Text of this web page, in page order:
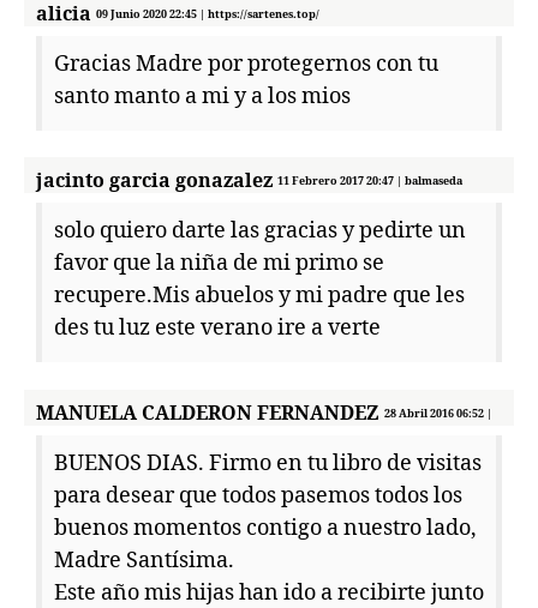
alicia 09 Junio 2020 22:45 | https://sartenes.top/
Gracias Madre por protegernos con tu
santo manto a mi y a los mios
jacinto garcia gonazalez 11 Febrero 2017 20:47 | balmaseda
solo quiero darte las gracias y pedirte un
favor que la niña de mi primo se
recupere.Mis abuelos y mi padre que les
des tu luz este verano ire a verte
MANUELA CALDERON FERNANDEZ 28 Abril 2016 06:52 |
BUENOS DIAS. Firmo en tu libro de visitas
para desear que todos pasemos todos los
buenos momentos contigo a nuestro lado,
Madre Santísima.
Este año mis hijas han ido a recibirte junto